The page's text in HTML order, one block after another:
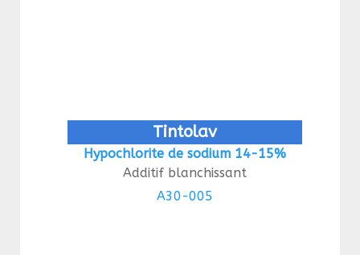
Tintolav
Hypochlorite de sodium 14-15%
Additif blanchissant
A30-005